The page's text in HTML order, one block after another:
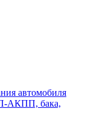
автомобиля
АКПП, бака,